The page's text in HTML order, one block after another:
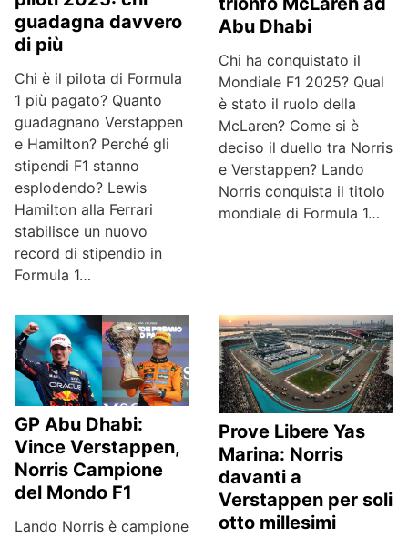
guadagna davvero
di più
Chi è il pilota di Formula
1 più pagato? Quanto
guadagnano Verstappen
e Hamilton? Perché gli
stipendi F1 stanno
esplodendo? Lewis
Hamilton alla Ferrari
stabilisce un nuovo
record di stipendio in
Formula 1…
Abu Dhabi
Chi ha conquistato il
Mondiale F1 2025? Qual
è stato il ruolo della
McLaren? Come si è
deciso il duello tra Norris
e Verstappen? Lando
Norris conquista il titolo
mondiale di Formula 1…
GP Abu Dhabi:
Vince Verstappen,
Norris Campione
del Mondo F1
Lando Norris è campione
Prove Libere Yas
Marina: Norris
davanti a
Verstappen per soli
otto millesimi